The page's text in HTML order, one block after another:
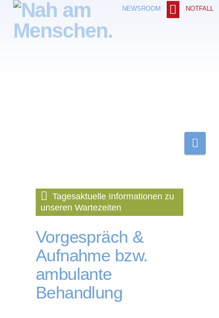
NEWSROOM NOTFALL
Tagesaktuelle Informationen zu
unseren Wartezeiten
Vorgespräch &
Aufnahme bzw.
ambulante
Behandlung